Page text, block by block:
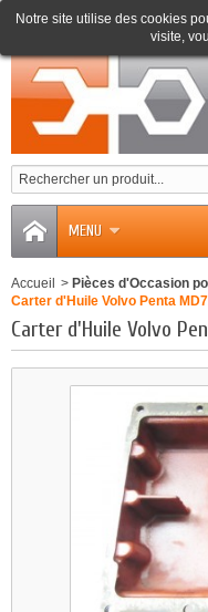
MENU
Notre site utilise des cookies
visite,
Accueil > Pièces d'Occasion
Carter d'Huile Volvo Penta
Carter d'Huile Volvo